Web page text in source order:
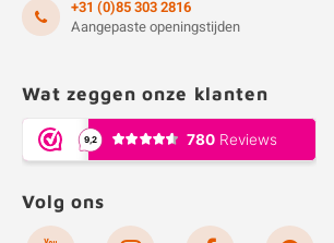
+31 (0)85 303 2816
Aangepaste openingstijden
Wat zeggen onze klanten
Volg ons